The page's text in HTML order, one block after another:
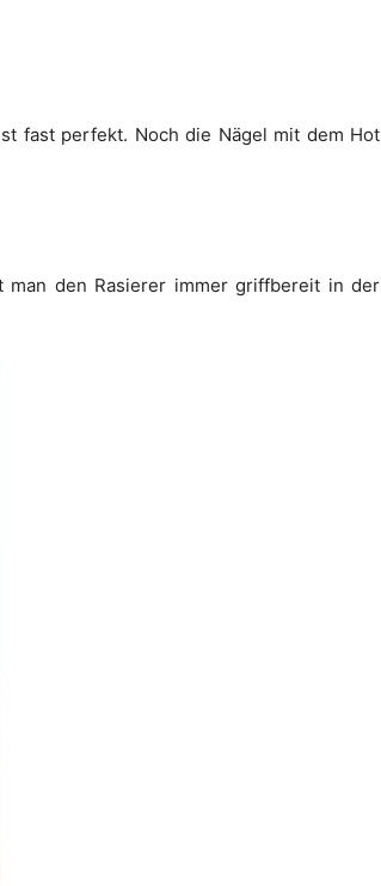
fast perfekt. Noch die Nägel mit dem Hot
man den Rasierer immer griffbereit in der